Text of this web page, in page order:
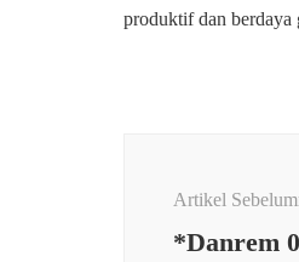
produktif dan berdaya
Artikel
*Danrem